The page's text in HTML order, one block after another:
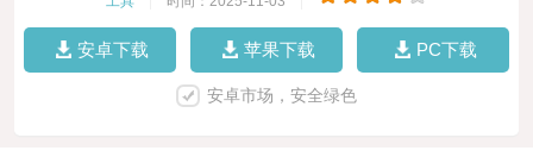
安卓下载 苹果下载 PC下载
安卓市场，安全绿色